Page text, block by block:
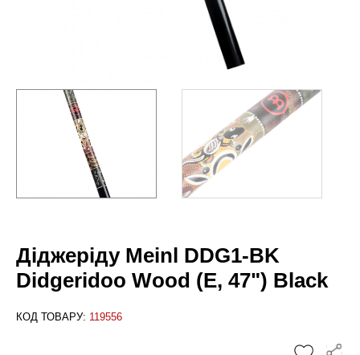
Діджеріду Meinl DDG1-BK
Didgeridoo Wood (E, 47") Black
КОД ТОВАРУ: 119556